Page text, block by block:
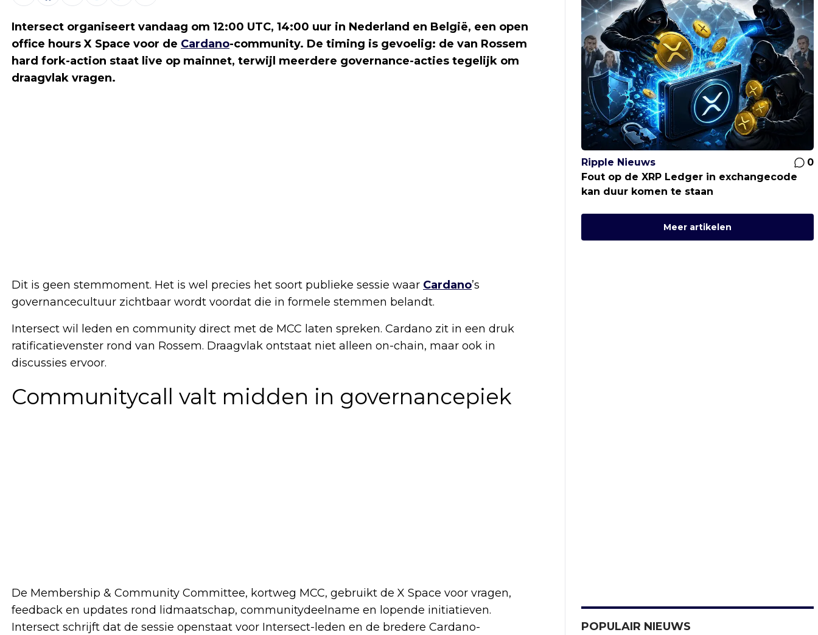
Intersect organiseert vandaag om 12:00 UTC, 14:00 uur in Nederland en België, een open
office hours X Space voor de Cardano-community. De timing is gevoelig: de van Rossem
hard fork-action staat live op mainnet, terwijl meerdere governance-acties tegelijk om
draagvlak vragen.
Dit is geen stemmoment. Het is wel precies het soort publieke sessie waar Cardano’s
governancecultuur zichtbaar wordt voordat die in formele stemmen belandt.
Intersect wil leden en community direct met de MCC laten spreken. Cardano zit in een druk
ratificatievenster rond van Rossem. Draagvlak ontstaat niet alleen on-chain, maar ook in
discussies ervoor.
Communitycall valt midden in governancepiek
De Membership & Community Committee, kortweg MCC, gebruikt de X Space voor vragen,
feedback en updates rond lidmaatschap, communitydeelname en lopende initiatieven.
Intersect schrijft dat de sessie openstaat voor Intersect-leden en de bredere Cardano-
Ripple Nieuws
0
Fout op de XRP Ledger in exchangecode
kan duur komen te staan
Meer artikelen
POPULAIR NIEUWS